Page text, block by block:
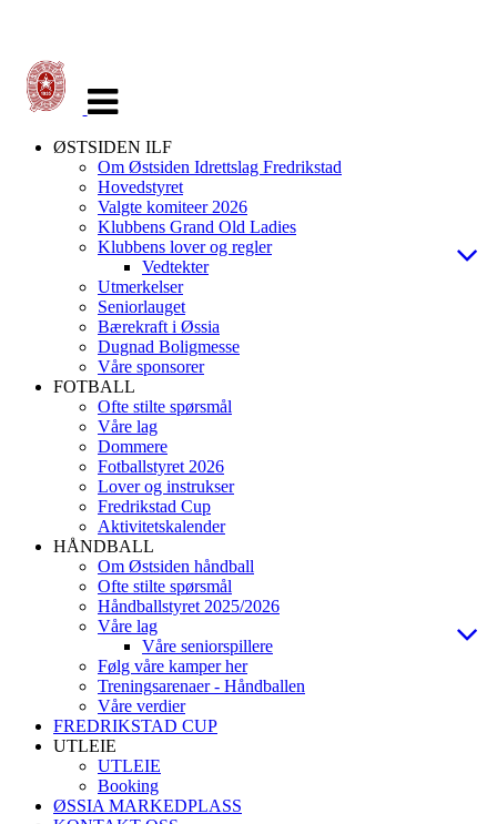
navigasjon
ØSTSIDEN ILF
Om Østsiden Idrettslag Fredrikstad
Hovedstyret
Valgte komiteer 2026
Klubbens Grand Old Ladies
Klubbens lover og regler
Vedtekter
Utmerkelser
Seniorlauget
Bærekraft i Øssia
Dugnad Boligmesse
Våre sponsorer
FOTBALL
Ofte stilte spørsmål
Våre lag
Dommere
Fotballstyret 2026
Lover og instrukser
Fredrikstad Cup
Aktivitetskalender
HÅNDBALL
Om Østsiden håndball
Ofte stilte spørsmål
Håndballstyret 2025/2026
Våre lag
Våre seniorspillere
Følg våre kamper her
Treningsarenaer - Håndballen
Våre verdier
FREDRIKSTAD CUP
UTLEIE
UTLEIE
Booking
ØSSIA MARKEDPLASS